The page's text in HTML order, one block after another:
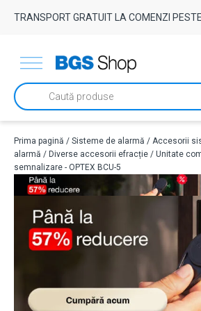
TRANSPORT GRATUIT LA COMENZI
Products
search
Prima pagină / Sisteme de alarmă / Accesorii
alarmă / Diverse accesorii efracție / Unitate
semnalizare - OPTEX BCU-5